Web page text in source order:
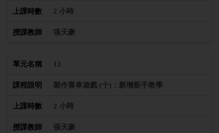
2 小時
張天豪
12
製作賽車遊戲 (十)：新增新手教學
2 小時
張天豪